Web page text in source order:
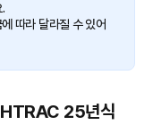
따라 달라질 수 있어
HTRAC 25년식